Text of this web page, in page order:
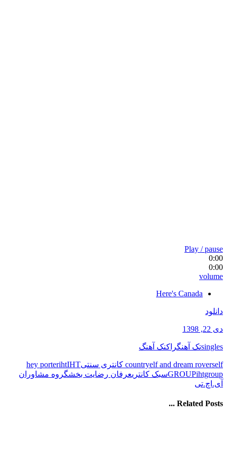
Play / pause
0:00
0:00
volume
Here's Canada
دانلود
دی 22, 1398
singlesتک آهنگراکنک آهنگ
countryelf and dream roverself کانتری سنتی hey porterihtIHT
GROUPihtgroup سبک کانتریعرفان رضایت بخشگروه مشاوران
آی.اچ.تی
Related Posts ...